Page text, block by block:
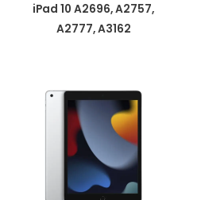
iPad 10 A2696, A2757,
A2777, A3162